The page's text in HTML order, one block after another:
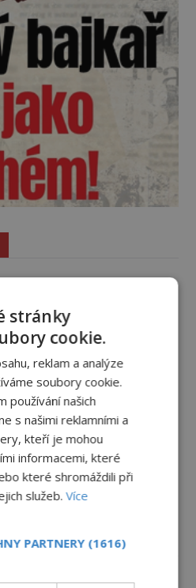
tajemné snímky
7.8.2026
události roku 2023: Jsou
v obležení UFO?
27.7.2026 3.5TIS
městem
záhadná světla
4.7.2026 3.4TIS
kříže: Kamenní svědkové
stránky
cookie.
reklam a analýze
soubory cookie.
používání našich
s našimi reklamními a
kteří je mohou
informacemi, které
které shromáždili při
služeb.Více
PARTNERY (1616)